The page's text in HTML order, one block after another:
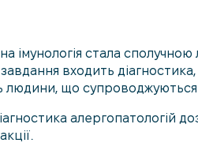
імунологія стала
завдання входить
людини, що
алергопатологій